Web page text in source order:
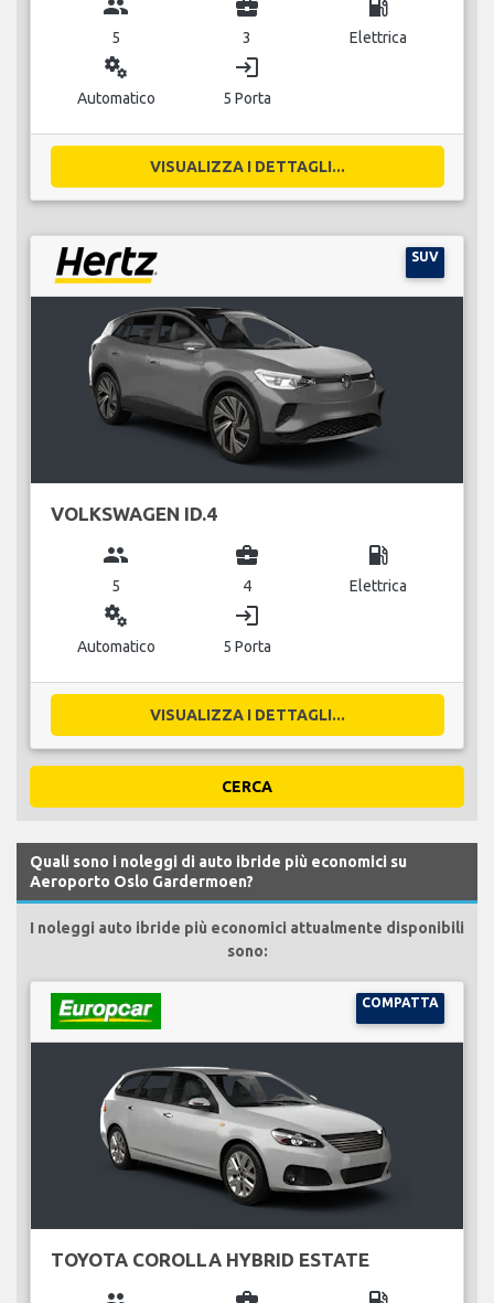
group
5
business_center
3
local_gas_station
Elettrica
miscellaneous_services
Automatico
login
5 Porta
VISUALIZZA I DETTAGLI...
SUV
VOLKSWAGEN ID.4
group
5
business_center
4
local_gas_station
Elettrica
miscellaneous_services
Automatico
login
5 Porta
VISUALIZZA I DETTAGLI...
CERCA
Quali sono i noleggi di auto ibride più economici su
Aeroporto Oslo Gardermoen?
I noleggi auto ibride più economici attualmente disponibili
sono:
COMPATTA
TOYOTA COROLLA HYBRID ESTATE